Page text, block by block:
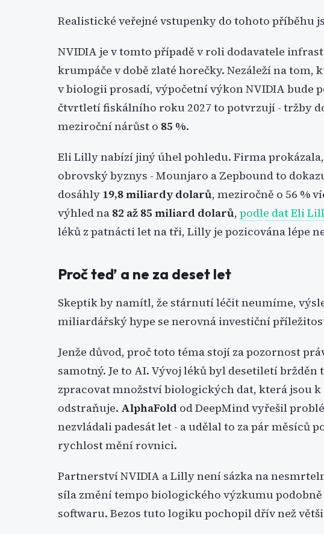
Realistické veřejné vstupenky do tohoto příběhu
NVIDIA je v tomto případě v roli dodavatele
krumpáče v době zlaté horečky. Nezáleží na tom,
v biologii prosadí, výpočetní výkon NVIDIA bude
čtvrtletí fiskálního roku 2027 to potvrzují - tržby
meziroční nárůst o 85 %.
Eli Lilly nabízí jiný úhel pohledu. Firma
obrovský byznys - Mounjaro a Zepbound to
dosáhly 19,8 miliardy dolarů, meziročně o 56 %
výhled na 82 až 85 miliard dolarů, podle dat Eli
léků z patnácti let na tři, Lilly je pozicována lépe
Proč teď a ne za deset let
Skeptik by namítl, že stárnutí léčit neumíme,
miliardářský hype se nerovná investiční
Jenže důvod, proč toto téma stojí za pozornost
samotný. Je to AI. Vývoj léků byl desetiletí bržděn
zpracovat množství biologických dat, která jsou
odstraňuje. AlphaFold od DeepMind vyřešil
nezvládali padesát let - a udělal to za pár měsíců
rychlost mění rovnici.
Partnerství NVIDIA a Lilly není sázka na
síla změní tempo biologického výzkumu
softwaru. Bezos tuto logiku pochopil dřív než